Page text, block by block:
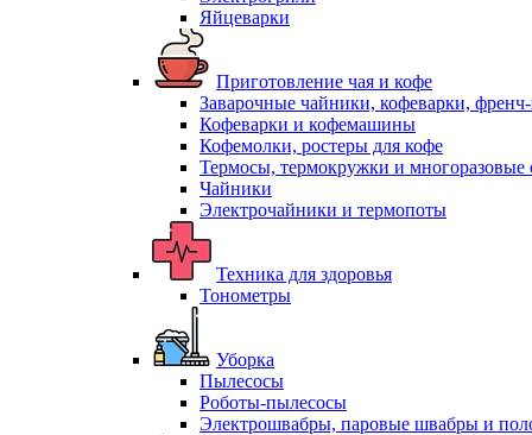
Яйцеварки
Приготовление чая и кофе
Заварочные чайники, кофеварки,
Кофеварки и кофемашины
Кофемолки, ростеры для кофе
Термосы, термокружки и многоразовые
Чайники
Электрочайники и термопоты
Техника для здоровья
Тонометры
Уборка
Пылесосы
Роботы-пылесосы
Электрошвабры, паровые швабры и